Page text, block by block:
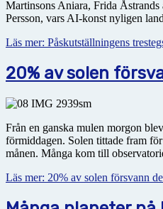
Martinsons Aniara, Frida
Persson, vars AI-konst nyligen
Läs mer: Påskutställningens
20% av solen
Från en ganska mulen morgon
förmiddagen. Solen tittade fram
månen. Många kom till
Läs mer: 20% av solen försvann